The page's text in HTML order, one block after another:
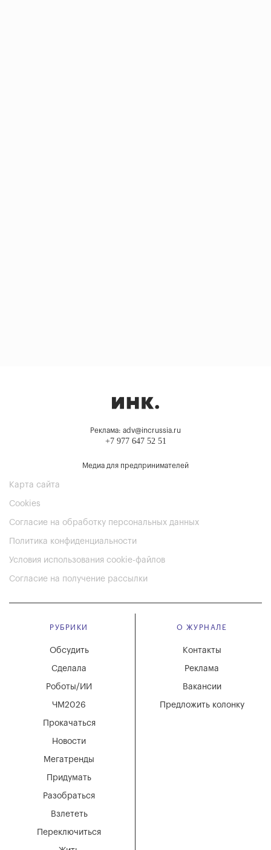
Реклама: adv@incrussia.ru
+7 977 647 52 51
Медиа для предпринимателей
Карта сайта
Cookies
Согласие на обработку персональных данных
Политика конфиденциальности
Условия использования cookie-файлов
Согласие на получение рассылки
РУБРИКИ
Мегатренды
Придумать
Разобраться
Взлететь
Новости
Переключиться
Обсудить
Сделала
Роботы/ИИ
ЧМ2026
Прокачаться
О ЖУРНАЛЕ
Вакансии
Реклама
Контакты
Предложить колонку